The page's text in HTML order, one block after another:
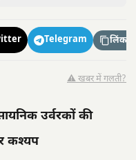
Telegram लिंक
⚠️ खबर में गलती?
उर्वरकों की
कश्यप